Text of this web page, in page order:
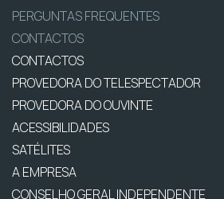
PERGUNTAS FREQUENTES
CONTACTOS
CONTACTOS
PROVEDORA DO TELESPECTADOR
PROVEDORA DO OUVINTE
ACESSIBILIDADES
SATÉLITES
A EMPRESA
CONSELHO GERAL INDEPENDENTE